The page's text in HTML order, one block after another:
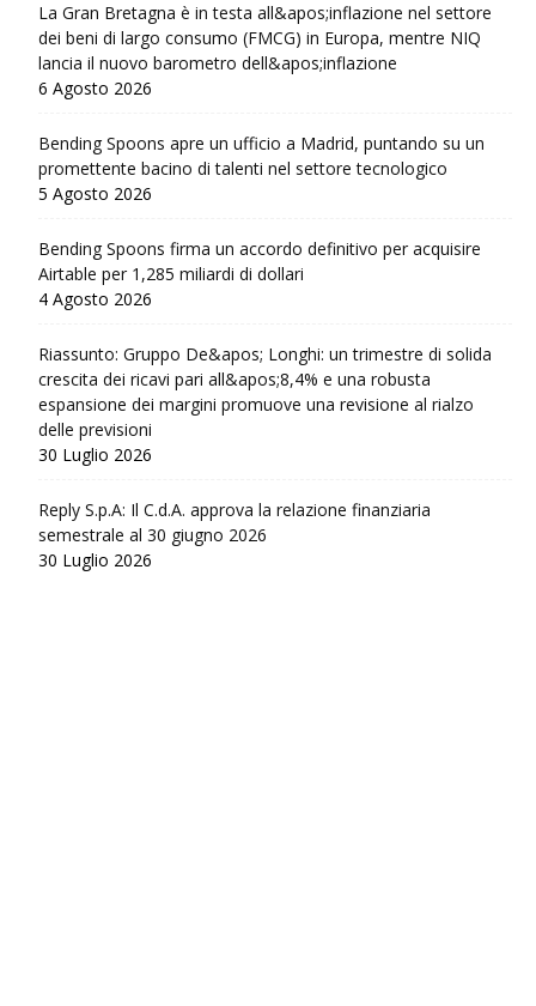
La Gran Bretagna è in testa all&apos;inflazione nel settore
dei beni di largo consumo (FMCG) in Europa, mentre NIQ
lancia il nuovo barometro dell&apos;inflazione
6 Agosto 2026
Bending Spoons apre un ufficio a Madrid, puntando su un
promettente bacino di talenti nel settore tecnologico
5 Agosto 2026
Bending Spoons firma un accordo definitivo per acquisire
Airtable per 1,285 miliardi di dollari
4 Agosto 2026
Riassunto: Gruppo De&apos; Longhi: un trimestre di solida
crescita dei ricavi pari all&apos;8,4% e una robusta
espansione dei margini promuove una revisione al rialzo
delle previsioni
30 Luglio 2026
Reply S.p.A: Il C.d.A. approva la relazione finanziaria
semestrale al 30 giugno 2026
30 Luglio 2026